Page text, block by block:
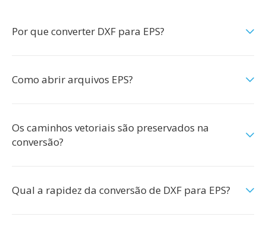
Por que converter DXF para EPS?
Como abrir arquivos EPS?
Os caminhos vetoriais são preservados na
conversão?
Qual a rapidez da conversão de DXF para EPS?